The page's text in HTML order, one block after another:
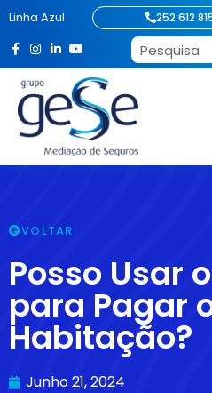
Linha Azul 252 612
VOLTAR
Posso Usar
para Pagar
Habitação?
Junho 21, 2024